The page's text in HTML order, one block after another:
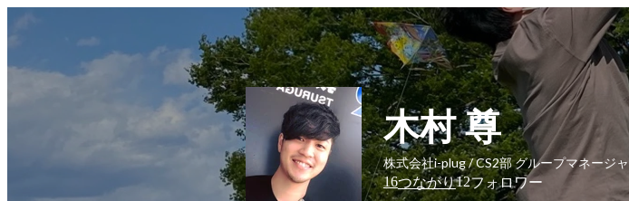
木村 尊
株式会社i-plug / CS2部 グループマネージ
16つながり12フォロワー